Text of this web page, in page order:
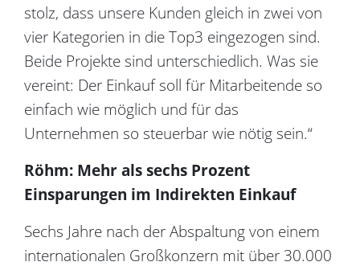
stolz, dass unsere Kunden gleich in zwei von
vier Kategorien in die Top3 eingezogen sind.
Beide Projekte sind unterschiedlich. Was sie
vereint: Der Einkauf soll für Mitarbeitende so
einfach wie möglich und für das
Unternehmen so steuerbar wie nötig sein.“
Röhm: Mehr als sechs Prozent
Einsparungen im Indirekten Einkauf
Sechs Jahre nach der Abspaltung von einem
internationalen Großkonzern mit über 30.000